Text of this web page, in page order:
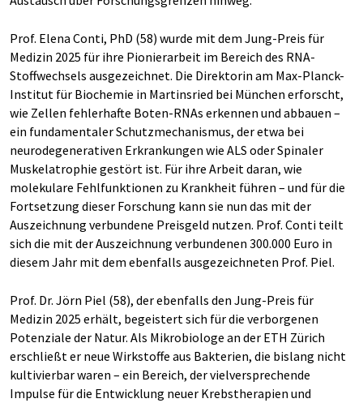
Prof. Elena Conti, PhD (58) wurde mit dem Jung-Preis für
Medizin 2025 für ihre Pionierarbeit im Bereich des RNA-
Stoffwechsels ausgezeichnet. Die Direktorin am Max-Planck-
Institut für Biochemie in Martinsried bei München erforscht,
wie Zellen fehlerhafte Boten-RNAs erkennen und abbauen –
ein fundamentaler Schutzmechanismus, der etwa bei
neurodegenerativen Erkrankungen wie ALS oder Spinaler
Muskelatrophie gestört ist. Für ihre Arbeit daran, wie
molekulare Fehlfunktionen zu Krankheit führen – und für die
Fortsetzung dieser Forschung kann sie nun das mit der
Auszeichnung verbundene Preisgeld nutzen. Prof. Conti teilt
sich die mit der Auszeichnung verbundenen 300.000 Euro in
diesem Jahr mit dem ebenfalls ausgezeichneten Prof. Piel.
Prof. Dr. Jörn Piel (58), der ebenfalls den Jung-Preis für
Medizin 2025 erhält, begeistert sich für die verborgenen
Potenziale der Natur. Als Mikrobiologe an der ETH Zürich
erschließt er neue Wirkstoffe aus Bakterien, die bislang nicht
kultivierbar waren – ein Bereich, der vielversprechende
Impulse für die Entwicklung neuer Krebstherapien und